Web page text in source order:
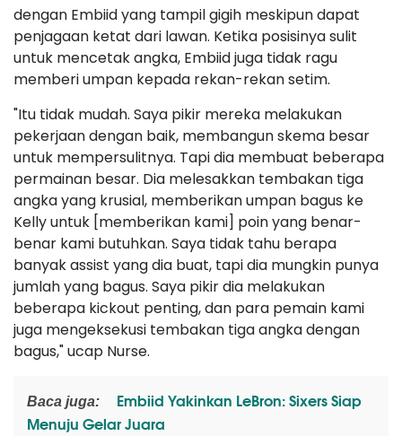
dengan Embiid yang tampil gigih meskipun dapat
penjagaan ketat dari lawan. Ketika posisinya sulit
untuk mencetak angka, Embiid juga tidak ragu
memberi umpan kepada rekan-rekan setim.
"Itu tidak mudah. Saya pikir mereka melakukan
pekerjaan dengan baik, membangun skema besar
untuk mempersulitnya. Tapi dia membuat beberapa
permainan besar. Dia melesakkan tembakan tiga
angka yang krusial, memberikan umpan bagus ke
Kelly untuk [memberikan kami] poin yang benar-
benar kami butuhkan. Saya tidak tahu berapa
banyak assist yang dia buat, tapi dia mungkin punya
jumlah yang bagus. Saya pikir dia melakukan
beberapa kickout penting, dan para pemain kami
juga mengeksekusi tembakan tiga angka dengan
bagus," ucap Nurse.
Baca juga:
Embiid Yakinkan LeBron: Sixers Siap
Menuju Gelar Juara